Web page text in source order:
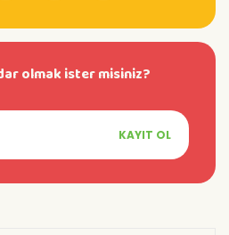
olmak ister misiniz?
KAYIT OL